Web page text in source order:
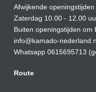
Afwijkende
Zaterdag 10.00 - 12.00
Buiten openingstijden om
info@kamado-
Whatsapp 0615695713
Route